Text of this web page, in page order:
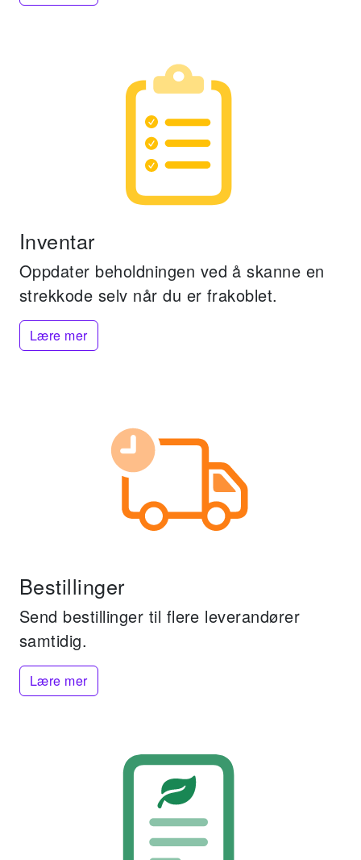
Inventar
Oppdater beholdningen ved å skanne en
strekkode selv når du er frakoblet.
Lære mer
Bestillinger
Send bestillinger til flere leverandører
samtidig.
Lære mer